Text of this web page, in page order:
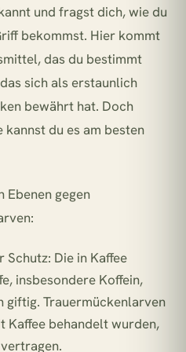
und fragst dich, wie du
bekommst. Hier kommt
das du bestimmt
sich als erstaunlich
bewährt hat. Doch
du es am besten
Ebenen gegen
Schutz: Die in Kaffee
insbesondere Koffein,
giftig. Trauermückenlarven
Kaffee behandelt wurden,